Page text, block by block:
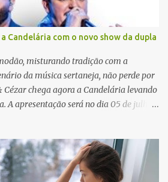
Candelária com o novo show da dupla
misturando tradição com a
da música sertaneja, não perde por
Cézar chega agora a Candelária levando
A apresentação será no dia 05 de julho
‘Simplesmente’ ainda nem foi lançado
cantando com a gente, show após
gente que nos acompanha, desde os